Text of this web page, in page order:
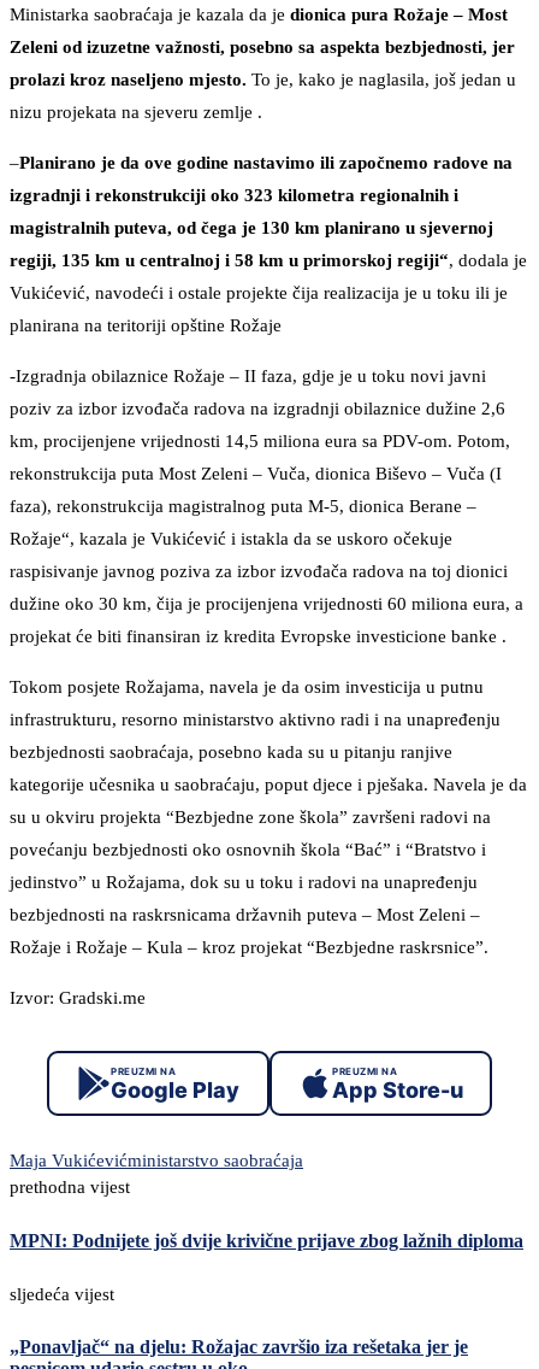
Ministarka saobraćaja je kazala da je dionica pura Rožaje – Most
Zeleni od izuzetne važnosti, posebno sa aspekta bezbjednosti, jer
prolazi kroz naseljeno mjesto. To je, kako je naglasila, još jedan u
nizu projekata na sjeveru zemlje .
–Planirano je da ove godine nastavimo ili započnemo radove na
izgradnji i rekonstrukciji oko 323 kilometra regionalnih i
magistralnih puteva, od čega je 130 km planirano u sjevernoj
regiji, 135 km u centralnoj i 58 km u primorskoj regiji“, dodala je
Vukićević, navodeći i ostale projekte čija realizacija je u toku ili je
planirana na teritoriji opštine Rožaje
-Izgradnja obilaznice Rožaje – II faza, gdje je u toku novi javni
poziv za izbor izvođača radova na izgradnji obilaznice dužine 2,6
km, procijenjene vrijednosti 14,5 miliona eura sa PDV-om. Potom,
rekonstrukcija puta Most Zeleni – Vuča, dionica Biševo – Vuča (I
faza), rekonstrukcija magistralnog puta M-5, dionica Berane –
Rožaje“, kazala je Vukićević i istakla da se uskoro očekuje
raspisivanje javnog poziva za izbor izvođača radova na toj dionici
dužine oko 30 km, čija je procijenjena vrijednosti 60 miliona eura, a
projekat će biti finansiran iz kredita Evropske investicione banke .
Tokom posjete Rožajama, navela je da osim investicija u putnu
infrastrukturu, resorno ministarstvo aktivno radi i na unapređenju
bezbjednosti saobraćaja, posebno kada su u pitanju ranjive
kategorije učesnika u saobraćaju, poput djece i pješaka. Navela je da
su u okviru projekta “Bezbjedne zone škola” završeni radovi na
povećanju bezbjednosti oko osnovnih škola “Bać” i “Bratstvo i
jedinstvo” u Rožajama, dok su u toku i radovi na unapređenju
bezbjednosti na raskrsnicama državnih puteva – Most Zeleni –
Rožaje i Rožaje – Kula – kroz projekat “Bezbjedne raskrsnice”.
Izvor: Gradski.me
PREUZMI NA
Google Play
PREUZMI NA
App Store-u
Maja Vukićevićministarstvo saobraćaja
prethodna vijest
MPNI: Podnijete još dvije krivične prijave zbog lažnih diploma
sljedeća vijest
„Ponavljač“ na djelu: Rožajac završio iza rešetaka jer je